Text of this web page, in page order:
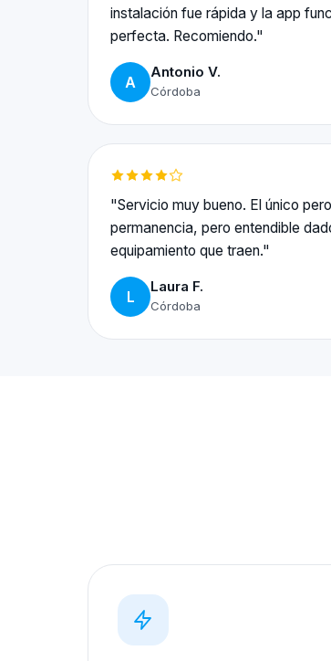
instalación fue rápida y la app
perfecta. Recomiendo."
A
Antonio V.
Córdoba
"Servicio muy bueno. El único
permanencia, pero entendible
equipamiento que traen."
L
Laura F.
Córdoba